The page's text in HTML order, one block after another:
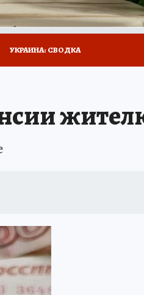
УКРАИНА: СВОДКА
«УРГАЛУГОЛЬ» - ЧЕСТЬ ПРОФЕССИИ